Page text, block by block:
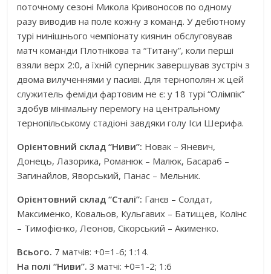
поточному сезоні Микола Кривоносов по одному
разу виводив на поле кожну з команд. У дебютному
турі нинішнього чемпіонату киянин обслуговував
матч команди Плотнікова та “Титану”, коли перші
взяли верх 2:0, а їхній суперник завершував зустріч з
двома вилученнями у пасиві. Для тернополян ж цей
служитель феміди фартовим не є: у 18 турі “Олімпік”
здобув мінімальну перемогу на центральному
тернопільському стадіоні завдяки голу Іси Шерифа.
Орієнтовний склад “Ниви”: Новак – Яневич,
Донець, Лазорика, Романюк – Малюк, Басараб –
Загинайлов, Яворський, Панас – Мельник.
Орієнтовний склад “Сталі”: Ганєв – Солдат,
Максименко, Ковальов, Кульгавих – Батищев, Колінс
– Тимофієнко, Леонов, Сікорський – Акименко.
Всього. 7 матчів: +0=1-6; 1:14.
На полі “Ниви”. 3 матчі: +0=1-2; 1:6